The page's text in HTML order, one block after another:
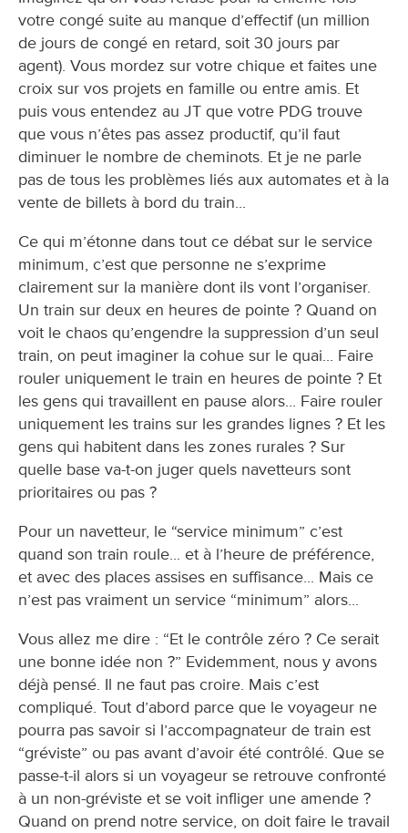
votre congé suite au manque d’effectif (un million
de jours de congé en retard, soit 30 jours par
agent). Vous mordez sur votre chique et faites une
croix sur vos projets en famille ou entre amis. Et
puis vous entendez au JT que votre PDG trouve
que vous n’êtes pas assez productif, qu’il faut
diminuer le nombre de cheminots. Et je ne parle
pas de tous les problèmes liés aux automates et à la
vente de billets à bord du train...
Ce qui m’étonne dans tout ce débat sur le service
minimum, c’est que personne ne s’exprime
clairement sur la manière dont ils vont l’organiser.
Un train sur deux en heures de pointe ? Quand on
voit le chaos qu’engendre la suppression d’un seul
train, on peut imaginer la cohue sur le quai... Faire
rouler uniquement le train en heures de pointe ? Et
les gens qui travaillent en pause alors... Faire rouler
uniquement les trains sur les grandes lignes ? Et les
gens qui habitent dans les zones rurales ? Sur
quelle base va-t-on juger quels navetteurs sont
prioritaires ou pas ?
Pour un navetteur, le “service minimum” c’est
quand son train roule... et à l’heure de préférence,
et avec des places assises en suffisance... Mais ce
n’est pas vraiment un service “minimum” alors...
Vous allez me dire : “Et le contrôle zéro ? Ce serait
une bonne idée non ?” Evidemment, nous y avons
déjà pensé. Il ne faut pas croire. Mais c’est
compliqué. Tout d’abord parce que le voyageur ne
pourra pas savoir si l’accompagnateur de train est
“gréviste” ou pas avant d’avoir été contrôlé. Que se
passe-t-il alors si un voyageur se retrouve confronté
à un non-gréviste et se voit infliger une amende ?
Quand on prend notre service, on doit faire le travail